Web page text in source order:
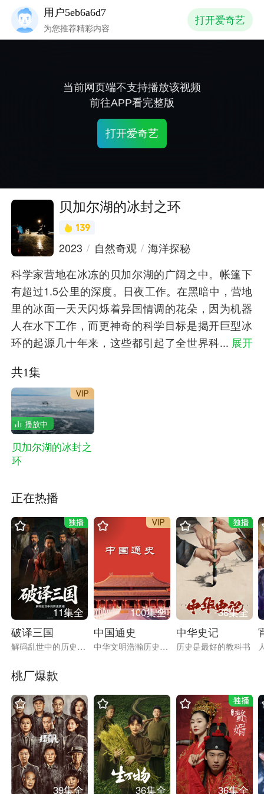
用户5eb6a6d7
为您推荐精彩内容
打开爱奇艺
当前网页端不支持播放该视频
前往APP看完整版
打开爱奇艺
贝加尔湖的冰封之环
139
2023 自然奇观
海洋探秘
科学家营地在冰冻的贝加尔湖的广阔之中。帐篷下
有超过1.5公里的深度。日夜工作。在黑暗中，营地
里的冰面一天天闪烁着异国情调的花朵，因为机器
人在水下工作，而更神奇的科学目标是揭开巨型冰
环的起源几十年来，这些都引起了全世界科学家的
事业的爱好者的努力必然会得到新的发现。解开贝
加尔湖的奥秘之一越来越近了。
... 展开
共1集
播放中
贝加尔湖的冰封之
环
正在热播
1
11集全
破译三国
解码乱世中的历史真相
1
100集全
中国通史
中华文明浩瀚历史图景
1
36集全
中华史记
历史是最好的教科书
1
桃厂爆款
1
39集全
1
36集全
1
36集全
1